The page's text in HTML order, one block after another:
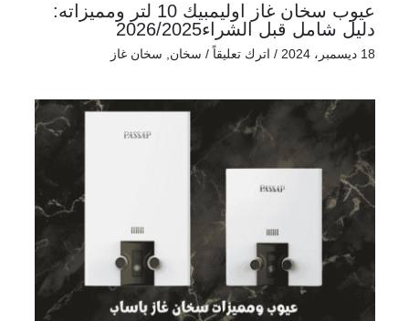
عيوب سخان غاز اوليمبيك 10 لتر ومميزاته:
دليل شامل قبل الشراء2026/2025
18 ديسمبر، 2024 / اترك تعليقاً / سخان, سخان غاز